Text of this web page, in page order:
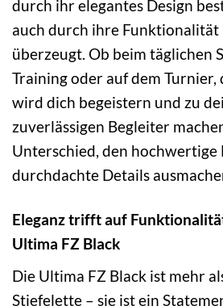
durch ihr elegantes Design
auch durch ihre Funktionalität
überzeugt. Ob beim täglichen
Training oder auf dem Turnier,
wird dich begeistern und zu
zuverlässigen Begleiter
Unterschied, den
durchdachte Details
Eleganz trifft auf
Ultima FZ Black
Die Ultima FZ Black ist mehr
Stiefelette – sie ist ein